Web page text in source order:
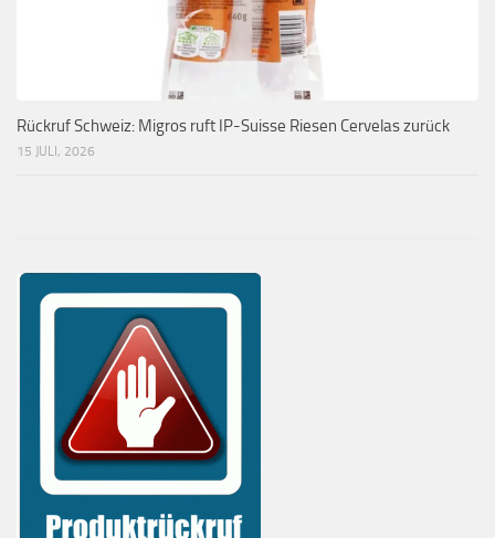
Rückruf Schweiz: Migros ruft IP-Suisse Riesen Cervelas zurück
15 JULI, 2026